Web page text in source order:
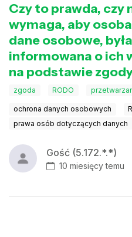
Czy to prawda, czy
wymaga, aby
dane osobowe,
informowana o ich
na podstawie
zgoda RODO
ochrona danych osobowych
prawa osób dotyczących danych
Gość (5.172.*.*)
10 miesięcy temu